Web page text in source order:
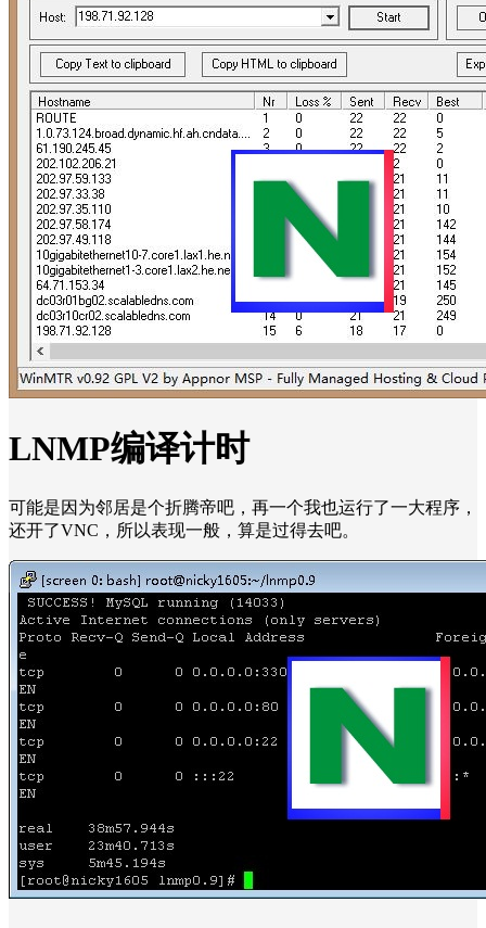
LNMP编译计时
可能是因为邻居是个折腾帝吧，再一个我也运行了一大程序，
还开了VNC，所以表现一般，算是过得去吧。